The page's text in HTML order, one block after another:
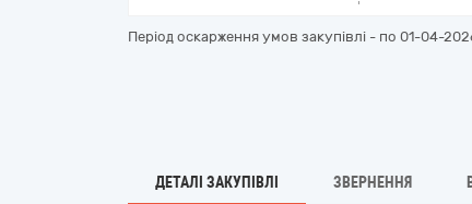
Період оскарження умов закупівлі - по 01-04-
ДЕТАЛІ ЗАКУПІВЛІ ЗВЕРНЕННЯ